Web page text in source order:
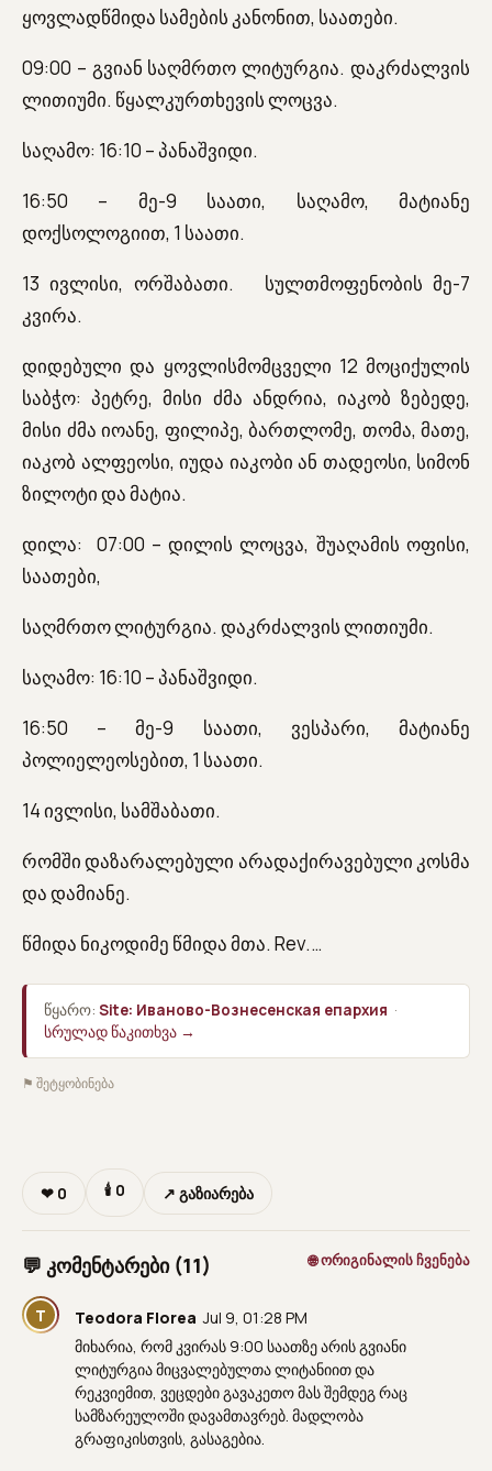
ყოვლადწმიდა სამების კანონით, საათები.
09:00 – გვიან საღმრთო ლიტურგია. დაკრძალვის
ლითიუმი. წყალკურთხევის ლოცვა.
საღამო: 16:10 – პანაშვიდი.
16:50 – მე-9 საათი, საღამო, მატიანე
დოქსოლოგიით, 1 საათი.
13 ივლისი, ორშაბათი. სულთმოფენობის მე-7
კვირა.
დიდებული და ყოვლისმომცველი 12 მოციქულის
საბჭო: პეტრე, მისი ძმა ანდრია, იაკობ ზებედე,
მისი ძმა იოანე, ფილიპე, ბართლომე, თომა, მათე,
იაკობ ალფეოსი, იუდა იაკობი ან თადეოსი, სიმონ
ზილოტი და მატია.
დილა: 07:00 – დილის ლოცვა, შუაღამის ოფისი,
საათები,
საღმრთო ლიტურგია. დაკრძალვის ლითიუმი.
საღამო: 16:10 – პანაშვიდი.
16:50 – მე-9 საათი, ვესპარი, მატიანე
პოლიელეოსებით, 1 საათი.
14 ივლისი, სამშაბათი.
რომში დაზარალებული არადაქირავებული კოსმა
და დამიანე.
წმიდა ნიკოდიმე წმიდა მთა. Rev.…
წყარო: Site: Иваново-Вознесенская епархия ·
სრულად წაკითხვა →
⚑ შეტყობინება
❤ 0 🕯 0 ↗ გაზიარება
💬 კომენტარები (11) 🌐 ორიგინალის ჩვენება
T Teodora Florea Jul 9, 01:28 PM
მიხარია, რომ კვირას 9:00 საათზე არის გვიანი
ლიტურგია მიცვალებულთა ლიტანიით და
რეკვიემით, ვეცდები გავაკეთო მას შემდეგ რაც
სამზარეულოში დავამთავრებ. მადლობა
გრაფიკისთვის, გასაგებია.